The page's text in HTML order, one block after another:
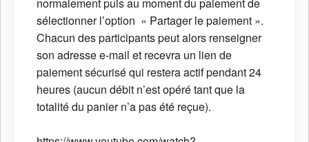
sélectionner l’option « Partager le paiement ».
Chacun des participants peut alors renseigner
son adresse e-mail et recevra un lien de
paiement sécurisé qui restera actif pendant 24
heures (aucun débit n’est opéré tant que la
totalité du panier n’a pas été reçue).